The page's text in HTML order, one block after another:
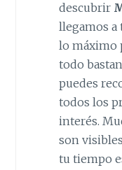
descubrir
llegamos a
lo máximo
todo
puedes
todos los
interés.
son
tu tiempo